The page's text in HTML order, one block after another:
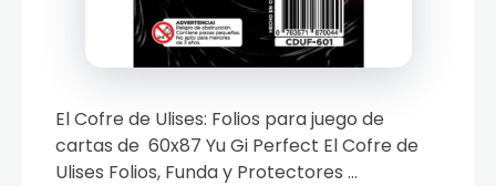
El Cofre de Ulises: Folios para juego de
cartas de 60x87 Yu Gi Perfect El Cofre de
Ulises Folios, Funda y Protectores ...